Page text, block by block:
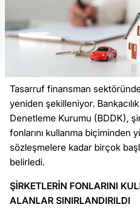
Tasarruf finansman
yeniden şekilleniyor.
Denetleme Kurumu (BDDK),
fonlarını kullanma biçiminden
sözleşmelere kadar birçok
belirledi.
ŞİRKETLERİN FONLARINI
ALANLAR SINIRLANDIRILDI